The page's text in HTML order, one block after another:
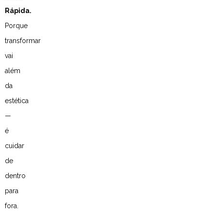
Rápida.
Porque
transformar
vai
além
da
estética
—
é
cuidar
de
dentro
para
fora.